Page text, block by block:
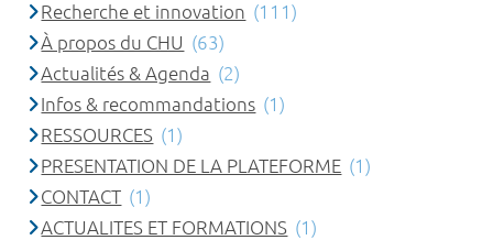
Recherche et innovation (111)
À propos du CHU (63)
Actualités & Agenda (2)
Infos & recommandations (1)
RESSOURCES (1)
PRESENTATION DE LA PLATEFORME (1)
CONTACT (1)
ACTUALITES ET FORMATIONS (1)